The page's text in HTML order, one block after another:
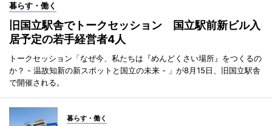
暮らす・働く
旧国立駅舎でトークセッション 国立駅前新ビル入
居予定の若手経営者4人
トークセッション「なぜ今、私たちは『めんどくさい場所』をつくるの
か？ - 温故知新の新スポットと国立の未来 - 」が8月15日、旧国立駅舎
で開催される。
暮らす・働く